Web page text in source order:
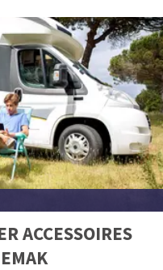
ACCESSOIRES